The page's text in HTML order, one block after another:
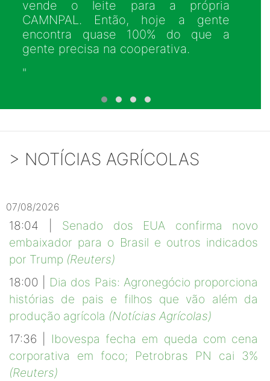
> NOTÍCIAS AGRÍCOLAS
07/08/2026
18:04 | Senado dos EUA confirma novo
embaixador para o Brasil e outros indicados
por Trump (Reuters)
18:00 | Dia dos Pais: Agronegócio proporciona
histórias de pais e filhos que vão além da
produção agrícola (Notícias Agrícolas)
17:36 | Ibovespa fecha em queda com cena
corporativa em foco; Petrobras PN cai 3%
(Reuters)